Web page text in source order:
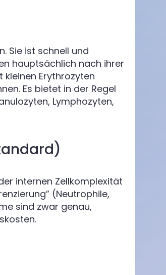
Sie ist schnell und
hauptsächlich nach ihrer
Erythrozyten
Es bietet in der Regel
Lymphozyten,
internen Zellkomplexität
(Neutrophile,
sind zwar genau,